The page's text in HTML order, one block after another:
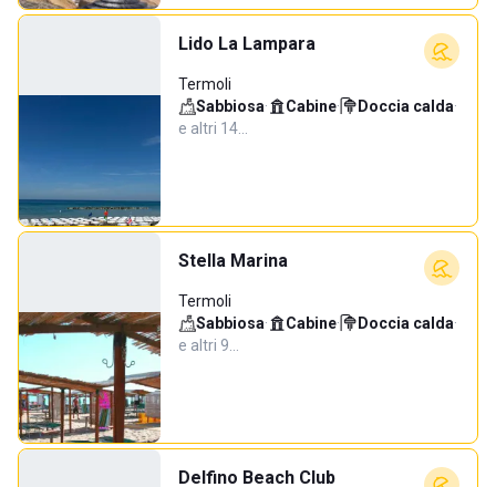
Lido La Lampara
Termoli
Sabbiosa· Cabine· Doccia calda·
e altri 14…
Stella Marina
Termoli
Sabbiosa· Cabine· Doccia calda·
e altri 9…
Delfino Beach Club